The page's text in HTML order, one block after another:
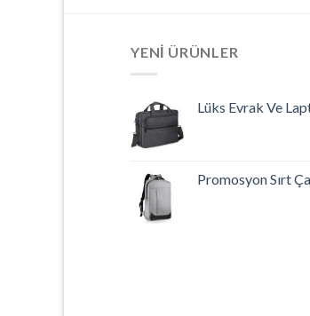
YENI ÜRÜNLER
Lüks Evrak Ve
Promosyon Sırt